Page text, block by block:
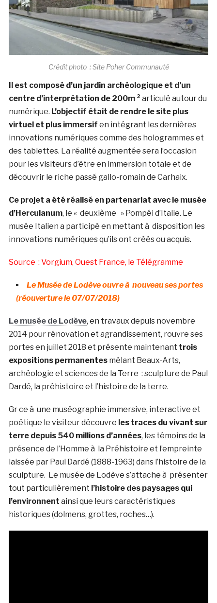
Crédit photo : Site Poher Communauté
Il est composé d’un jardin archéologique et d’un
centre d’interprétation de 200m ² articulé autour du
numérique. L’objectif était de rendre le site plus
virtuel et plus immersif en intégrant les dernières
innovations numériques comme des hologrammes et
des tablettes. La réalité augmentée sera l’occasion
pour les visiteurs d’être en immersion totale et de
découvrir le riche passé gallo-romain de Carhaix.
Ce projet a été réalisé en partenariat avec le musée
d’Herculanum, le « deuxième » Pompéi d’Italie. Le
musée Italien a participé en mettant à disposition les
innovations numériques qu’ils ont créés ou acquis.
Source : Vorgium, Ouest France, le Télégramme
Le Musée de Lodève ouvre à nouveau ses portes
(réouverture le 07/07/2018)
Le musée de Lodève, en travaux depuis novembre
2014 pour rénovation et agrandissement, rouvre ses
portes en juillet 2018 et présente maintenant trois
expositions permanentesmêlant Beaux-Arts,
archéologie et sciences de la Terre : sculpture de Paul
Dardé, la préhistoire et l’histoire de la terre.
Gr ce à une muséographie immersive, interactive et
poétique le visiteur découvre les traces du vivant sur
terre depuis 540 millions d’années, les témoins de la
présence de l’Homme à la Préhistoire et l’empreinte
laissée par Paul Dardé (1888-1963) dans l’histoire de la
sculpture. Le musée de Lodève s’attache à présenter
tout particulièrement l’histoire des paysages qui
l’environnent ainsi que leurs caractéristiques
historiques (dolmens, grottes, roches…).